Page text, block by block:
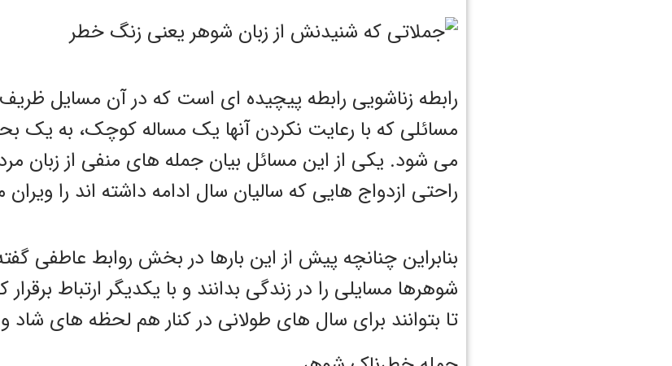
رابطه زناشویی رابطه پیچیده ای است که در آن مسایل
مسائلی که با رعایت نکردن آنها یک مساله کوچک، به یک
می شود. یکی از این مسائل بیان جمله های منفی از زبان
راحتی ازدواج هایی که سالیان سال ادامه داشته اند را
بنابراین چنانچه پیش از این بارها در بخش روابط عاطفی
شوهرها مسایلی را در زندگی بدانند و با یکدیگر ارتباط برقرار
تا بتوانند برای سال های طولانی در کنار هم لحظه های شاد